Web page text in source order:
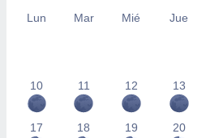
Lun Mar Mié Jue
10 11 12 13
17 18 19 20